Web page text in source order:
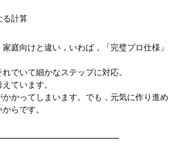
計算
向けと違い，いわば，「完璧プロ仕様」
いて細かなステップに対応。
ています。
ってしまいます。でも，元気に作り進め
らです。